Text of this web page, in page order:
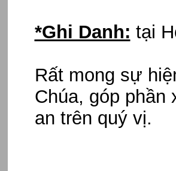
*Ghi Danh: tại
Rất mong sự
Chúa, góp phần
an trên quý vị.